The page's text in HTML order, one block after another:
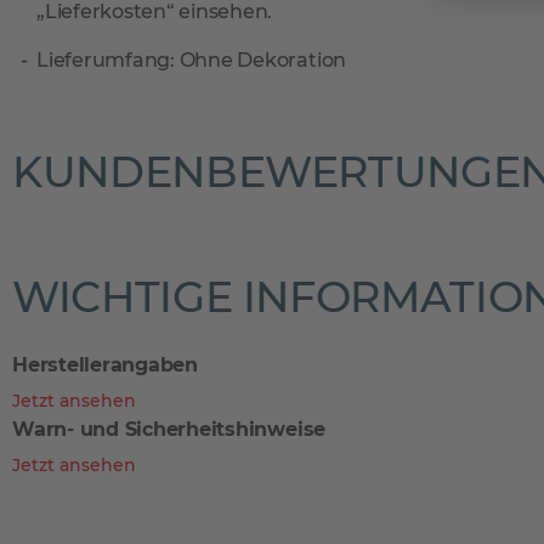
„Lieferkosten“ einsehen.
Lieferumfang: Ohne Dekoration
WICHTIGE
Herstellerangaben
Jetzt ansehen
Warn- und Sicherheitshinweise
Jetzt ansehen